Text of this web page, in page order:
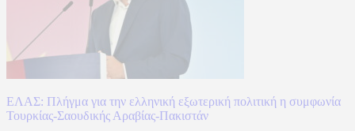
ΕΛΑΣ: Πλήγμα για την ελληνική εξωτερική πολιτική η συμφωνία
Τουρκίας-Σαουδικής Αραβίας-Πακιστάν